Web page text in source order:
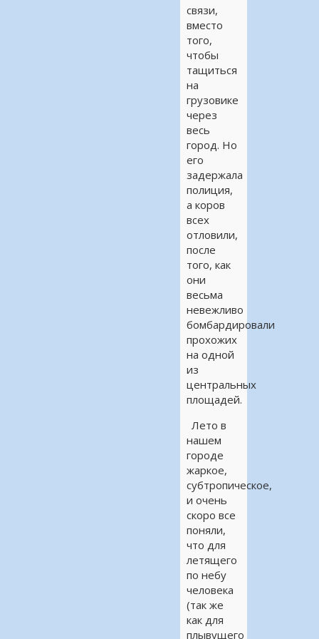
связи,
вместо
того,
чтобы
тащиться
на
грузовике
через
весь
город. Но
его
задержала
полиция,
а коров
всех
отловили,
после
того, как
они
весьма
невежливо
бомбардировали
прохожих
на одной
из
центральных
площадей.
Лето в
нашем
городе
жаркое,
субтропическое,
и очень
скоро все
поняли,
что для
летящего
по небу
человека
(так же
как для
плывущего